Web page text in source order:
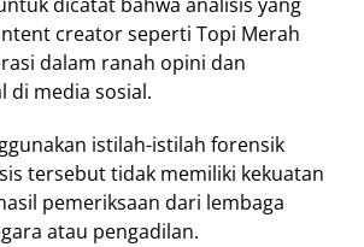
creator seperti Topi Merah
dalam ranah opini dan
di media sosial.
istilah-istilah forensik
tersebut tidak memiliki kekuatan
pemeriksaan dari lembaga
atau pengadilan.